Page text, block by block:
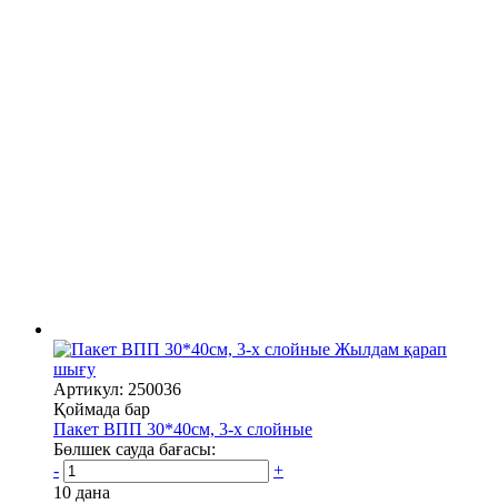
Жылдам қарап
шығу
Артикул: 250036
Қоймада бар
Пакет ВПП 30*40см, 3-х слойные
Бөлшек сауда бағасы:
-
+
10 дана